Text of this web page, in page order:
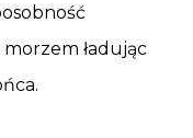
ładując